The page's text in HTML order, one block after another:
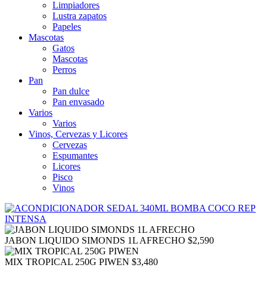
Limpiadores
Lustra zapatos
Papeles
Mascotas
Gatos
Mascotas
Perros
Pan
Pan dulce
Pan envasado
Varios
Varios
Vinos, Cervezas y Licores
Cervezas
Espumantes
Licores
Pisco
Vinos
JABON LIQUIDO SIMONDS 1L AFRECHO $2,590
MIX TROPICAL 250G PIWEN $3,480